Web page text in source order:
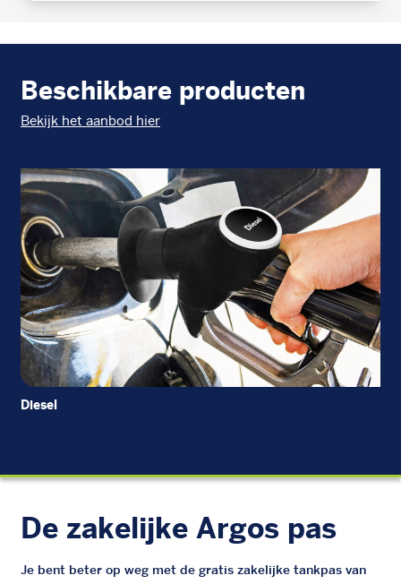
Beschikbare producten
Bekijk het aanbod hier
Diesel
De zakelijke Argos pas
Je bent beter op weg met de gratis zakelijke tankpas van